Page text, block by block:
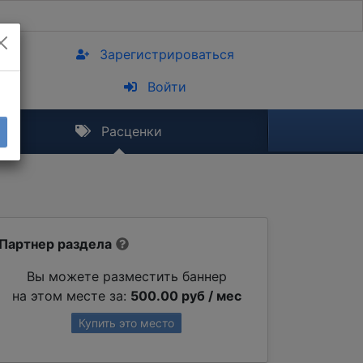
Зарегистрироваться
Войти
Расценки
Партнер раздела
Вы можете разместить баннер
на этом месте за: 500.00 руб / мес
Купить это место